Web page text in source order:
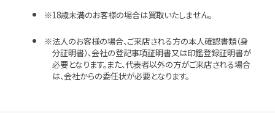
18歳未満のお客様の場合は買取いたしません。
法人のお客様の場合、ご来店される方の本人確認書類（身
分証明書）、会社の登記事項証明書又は印鑑登録証明書が
必要となります。また、代表者以外の方がご来店される場合
は、会社からの委任状が必要となります。